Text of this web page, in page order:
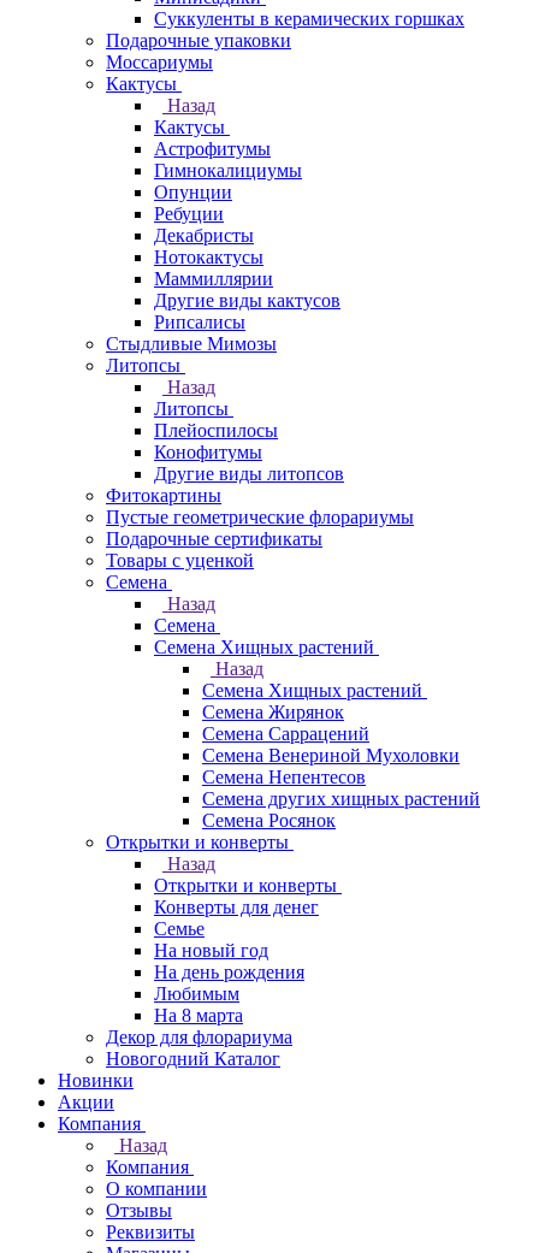
Суккуленты в керамических горшках
Подарочные упаковки
Моссариумы
Кактусы
Назад
Кактусы
Астрофитумы
Гимнокалициумы
Опунции
Ребуции
Декабристы
Нотокактусы
Маммиллярии
Другие виды кактусов
Рипсалисы
Стыдливые Мимозы
Литопсы
Назад
Литопсы
Плейоспилосы
Конофитумы
Другие виды литопсов
Фитокартины
Пустые геометрические флорариумы
Подарочные сертификаты
Товары с уценкой
Семена
Назад
Семена
Семена Хищных растений
Назад
Семена Хищных растений
Семена Жирянок
Семена Саррацений
Семена Венериной Мухоловки
Семена Непентесов
Семена других хищных растений
Семена Росянок
Открытки и конверты
Назад
Открытки и конверты
Конверты для денег
Семье
На новый год
На день рождения
Любимым
На 8 марта
Декор для флорариума
Новогодний Каталог
Новинки
Акции
Компания
Назад
Компания
О компании
Отзывы
Реквизиты